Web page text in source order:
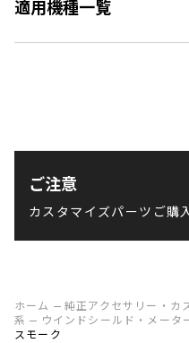
適用機種一覧
ご注意
カスタマイズパーツご購
ホーム 純正アクセサリー・カ
系
ウインドシールド・メータ
スモーク